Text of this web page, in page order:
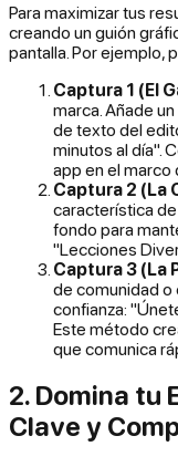
Para maximizar tus
creando un guión
pantalla. Por ejemplo,
Captura 1 (El
marca. Añade
de texto del
minutos al día".
app en el marco
Captura 2 (La
característica
fondo para
"Lecciones
Captura 3 (La
de comunidad o
confianza:
Este método
que comunica
2. Domina tu
Clave y